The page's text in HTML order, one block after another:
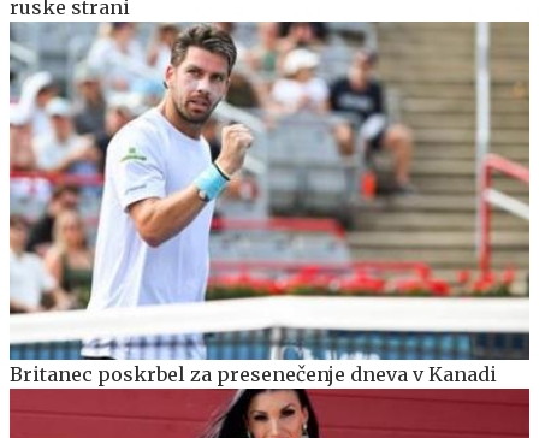
ruske strani
Britanec poskrbel za presenečenje dneva v Kanadi